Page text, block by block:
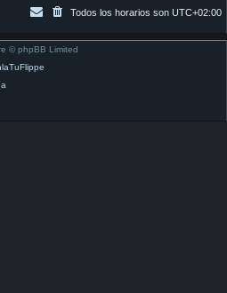
Todos los horarios son UTC+02:00
© phpBB Limited